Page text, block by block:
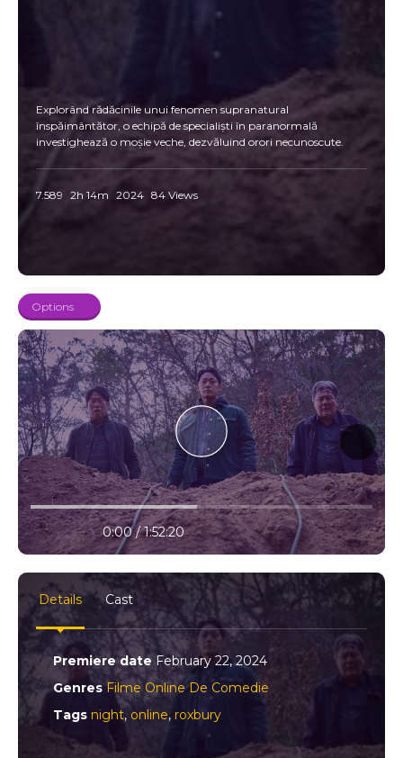
Explorând rădăcinile unui fenomen supranatural
înspăimântător, o echipă de specialiști în paranormală
investighează o moșie veche, dezvăluind orori necunoscute.
7.589 2h 14m 2024 84 Views
Options
10% progress
play volume0:00 / 1:52:20
settings
full
Details Cast
Premiere date February 22, 2024
Genres Filme Online De Comedie
Tags night, online,roxbury